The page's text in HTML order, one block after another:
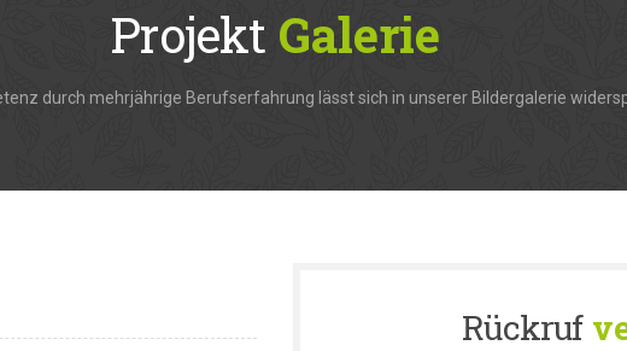
Projekt Galerie
durch mehrjährige Berufserfahrung lässt sich in unserer Bildergalerie
Rückruf